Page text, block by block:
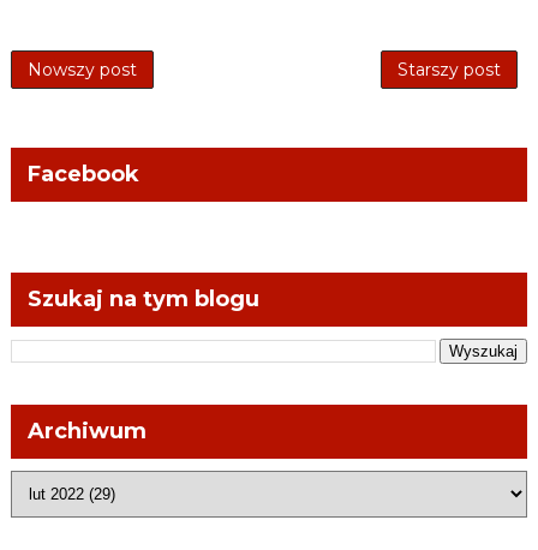
Nowszy post Starszy post
Facebook
Szukaj na tym blogu
Archiwum